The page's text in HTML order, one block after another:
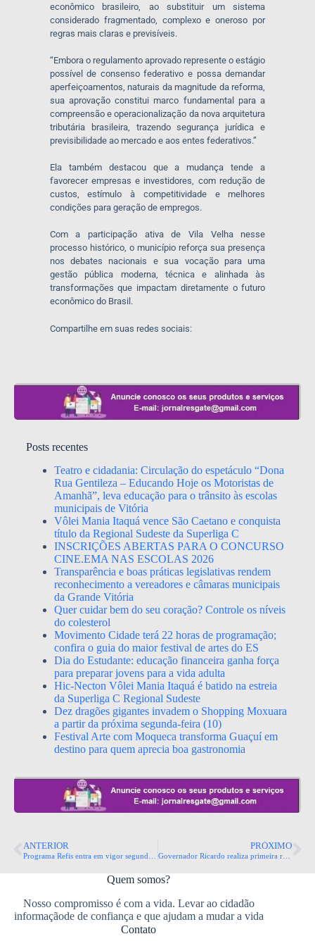
econômico brasileiro, ao substituir um sistema
considerado fragmentado, complexo e oneroso por
regras mais claras e previsíveis.
“Embora o regulamento aprovado represente o estágio
possível de consenso federativo e possa demandar
aperfeiçoamentos, naturais da magnitude da reforma,
sua aprovação constitui marco fundamental para a
compreensão e operacionalização da nova arquitetura
tributária brasileira, trazendo segurança jurídica e
previsibilidade ao mercado e aos entes federativos.”
Ela também destacou que a mudança tende a
favorecer empresas e investidores, com redução de
custos, estímulo à competitividade e melhores
condições para geração de empregos.
Com a participação ativa de Vila Velha nesse
processo histórico, o município reforça sua presença
nos debates nacionais e sua vocação para uma
gestão pública moderna, técnica e alinhada às
transformações que impactam diretamente o futuro
econômico do Brasil.
Compartilhe em suas redes sociais:
Posts recentes
Teatro e cidadania: Circulação do espetáculo “Dona
Rua Gentileza – Educando Hoje os Motoristas de
Amanhã”, leva educação para o trânsito às escolas
municipais de Vitória
Vôlei Mania Itaquá vence São Caetano e conquista
título da Regional Sudeste da Superliga C
INSCRIÇÕES ABERTAS PARA O CONCURSO
CINE.EMA NAS ESCOLAS 2026
Transparência e boas práticas legislativas rendem
reconhecimento a vereadores e câmaras municipais
da Grande Vitória
Quer cuidar bem do seu coração? Controle os níveis
do colesterol
Movimento Cidade terá 22 horas de programação;
confira o guia do maior festival de artes do ES
Dia do Estudante: educação financeira ganha força
para preparar jovens para a vida adulta
Hic-Necton Vôlei Mania Itaquá é batido na estreia
da Superliga C Regional Sudeste
Dez dragões gigantes invadem o Shopping Moxuara
a partir da próxima segunda-feira (10)
Festival Arte com Moqueca transforma Guaçuí em
destino para quem aprecia boa gastronomia
ANTERIOR PRÓXIMO
Governador Ricardo realiza primeira reunião de trabalho com o secretariado no Palácio Anchieta
Quem somos?
Nosso compromisso é com a vida. Levar ao cidadão
informaçãode de confiança e que ajudam a mudar a vida
Contato